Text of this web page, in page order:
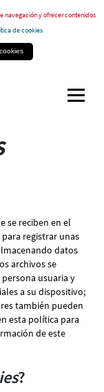
navegación y ofrecer contenidos
de cookies
se reciben en el
registrar unas
datos
archivos se
usuaria y
a su dispositivo;
también pueden
esta política para
de este
?